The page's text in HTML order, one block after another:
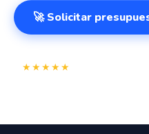
🚀 Solicitar
★★★★★